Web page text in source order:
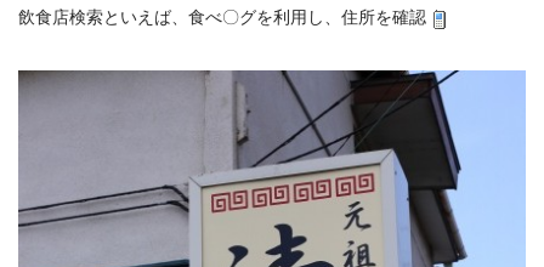
飲食店検索といえば、食べ〇グを利用し、住所を確認